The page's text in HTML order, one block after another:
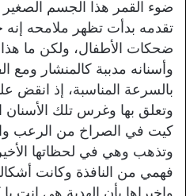
ضوء القمر هذا الجسم
تقدمه بدأت تظهر ملامحه
ضحكات الأطفال، ولكن ما
وأسنانه مدببة كالمنشار ومع
بالسرعة المناسبة، إذ انقض
وتعلق بها وغرس تلك الأسنان
كيت في الصراخ من الرعب
وتذهب وهي في لحظاتها
فهمي من النافذة وكانت
واخبراها بأن الهدية هي انت